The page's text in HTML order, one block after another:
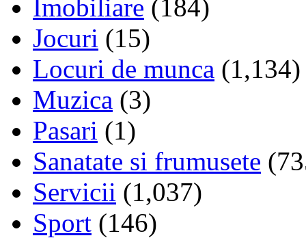
Imobiliare (184)
Jocuri (15)
Locuri de munca (1,134)
Muzica (3)
Pasari (1)
Sanatate si frumusete
Servicii (1,037)
Sport (146)